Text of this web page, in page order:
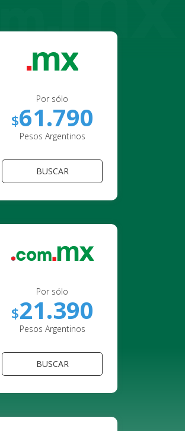
Por sólo
$61.790
Pesos Argentinos
BUSCAR
Por sólo
$21.390
Pesos Argentinos
BUSCAR